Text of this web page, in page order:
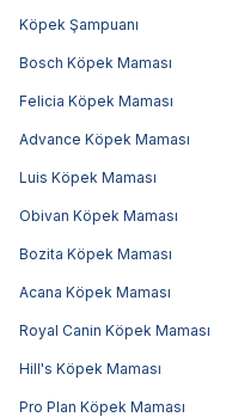
Köpek Şampuanı
Bosch Köpek Maması
Felicia Köpek Maması
Advance Köpek Maması
Luis Köpek Maması
Obivan Köpek Maması
Bozita Köpek Maması
Acana Köpek Maması
Royal Canin Köpek Maması
Hill's Köpek Maması
Pro Plan Köpek Maması